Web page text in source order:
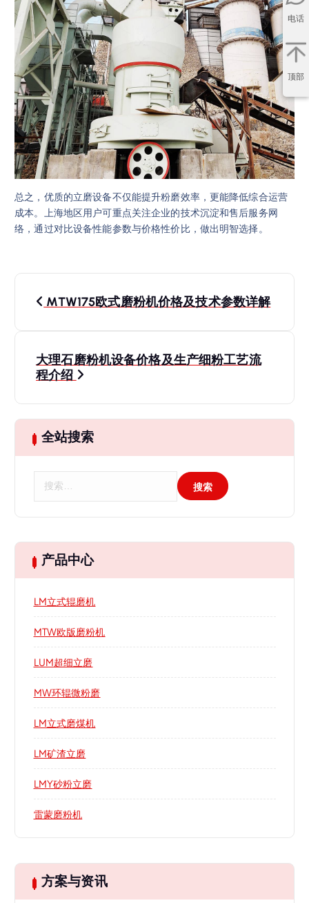
总之，优质的立磨设备不仅能提升粉磨效率，更能降低综合运营
成本。上海地区用户可重点关注企业的技术沉淀和售后服务网
络，通过对比设备性能参数与价格性价比，做出明智选择。
文
导
航
MTW175欧式磨粉机价格及技术参数详解
大理石磨粉机设备价格及生产细粉工艺流
程介绍
全站搜索
产品中心
LM立式辊磨机
MTW欧版磨粉机
LUM超细立磨
MW环辊微粉磨
LM立式磨煤机
LM矿渣立磨
LMY砂粉立磨
雷蒙磨粉机
方案与资讯
电话
顶部